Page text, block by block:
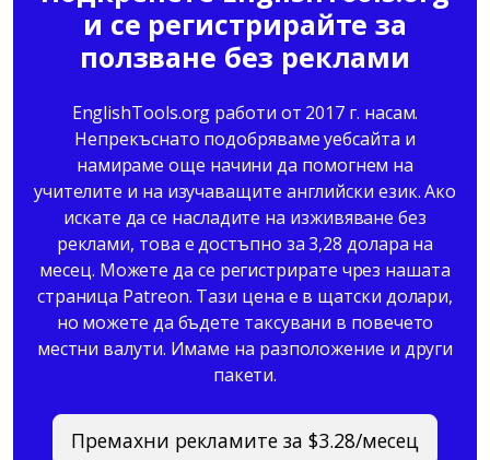
и се регистрирайте за
ползване без реклами
EnglishTools.org работи от 2017 г. насам.
Непрекъснато подобряваме уебсайта и
намираме още начини да помогнем на
учителите и на изучаващите английски език. Ако
искате да се насладите на изживяване без
реклами, това е достъпно за 3,28 долара на
месец. Можете да се регистрирате чрез нашата
страница Patreon. Тази цена е в щатски долари,
но можете да бъдете таксувани в повечето
местни валути. Имаме на разположение и други
пакети.
Премахни рекламите за $3.28/месец